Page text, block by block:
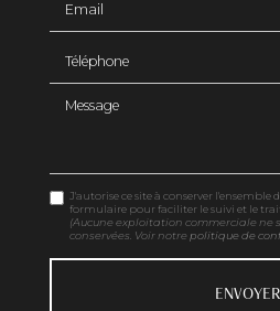
Message
J'autorise ce site à conserver l'ensemble
formulaire pour faciliter le suivi et le
(Aucune exploitation commerciale ne
conservées. Voir notre politique de